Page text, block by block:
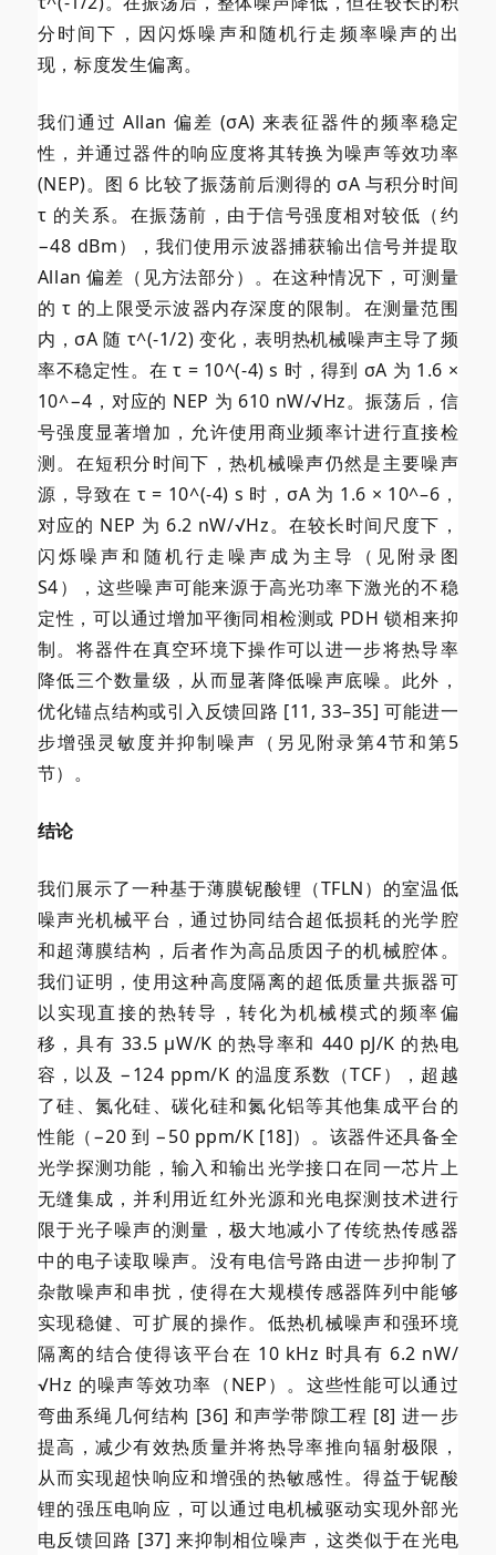
分时间下，因闪烁噪声和随机行走频率噪声的出
现，标度发生偏离。
我们通过 Allan 偏差 (σA) 来表征器件的频率稳定
性，并通过器件的响应度将其转换为噪声等效功率
(NEP)。图 6 比较了振荡前后测得的 σA 与积分时间
τ 的关系。在振荡前，由于信号强度相对较低（约
−48 dBm），我们使用示波器捕获输出信号并提取
Allan 偏差（见方法部分）。在这种情况下，可测量
的 τ 的上限受示波器内存深度的限制。在测量范围
内，σA 随 τ^(-1/2) 变化，表明热机械噪声主导了频
率不稳定性。在 τ = 10^(-4) s 时，得到 σA 为 1.6 ×
10^−4，对应的 NEP 为 610 nW/√Hz。振荡后，信
号强度显著增加，允许使用商业频率计进行直接检
测。在短积分时间下，热机械噪声仍然是主要噪声
源，导致在 τ = 10^(-4) s 时，σA 为 1.6 × 10^–6，
对应的 NEP 为 6.2 nW/√Hz。在较长时间尺度下，
闪烁噪声和随机行走噪声成为主导（见附录图
S4），这些噪声可能来源于高光功率下激光的不稳
定性，可以通过增加平衡同相检测或 PDH 锁相来抑
制。将器件在真空环境下操作可以进一步将热导率
降低三个数量级，从而显著降低噪声底噪。此外，
优化锚点结构或引入反馈回路 [11, 33–35] 可能进一
步增强灵敏度并抑制噪声（另见附录第4节和第5
节）。
结论
我们展示了一种基于薄膜铌酸锂（TFLN）的室温低
噪声光机械平台，通过协同结合超低损耗的光学腔
和超薄膜结构，后者作为高品质因子的机械腔体。
我们证明，使用这种高度隔离的超低质量共振器可
以实现直接的热转导，转化为机械模式的频率偏
移，具有 33.5 µW/K 的热导率和 440 pJ/K 的热电
容，以及 −124 ppm/K 的温度系数（TCF），超越
了硅、氮化硅、碳化硅和氮化铝等其他集成平台的
性能（−20 到 −50 ppm/K [18]）。该器件还具备全
光学探测功能，输入和输出光学接口在同一芯片上
无缝集成，并利用近红外光源和光电探测技术进行
限于光子噪声的测量，极大地减小了传统热传感器
中的电子读取噪声。没有电信号路由进一步抑制了
杂散噪声和串扰，使得在大规模传感器阵列中能够
实现稳健、可扩展的操作。低热机械噪声和强环境
隔离的结合使得该平台在 10 kHz 时具有 6.2 nW/
√Hz 的噪声等效功率（NEP）。这些性能可以通过
弯曲系绳几何结构 [36] 和声学带隙工程 [8] 进一步
提高，减少有效热质量并将热导率推向辐射极限，
从而实现超快响应和增强的热敏感性。得益于铌酸
锂的强压电响应，可以通过电机械驱动实现外部光
电反馈回路 [37] 来抑制相位噪声，这类似于在光电